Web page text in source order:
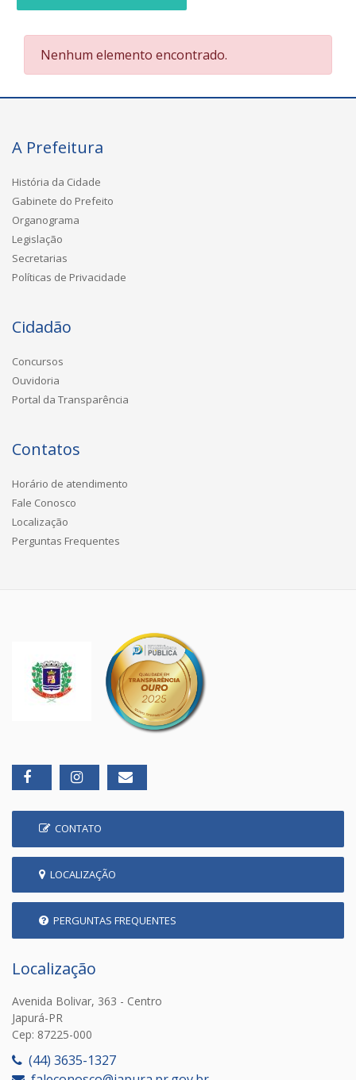
Nenhum elemento encontrado.
A Prefeitura
História da Cidade
Gabinete do Prefeito
Organograma
Legislação
Secretarias
Políticas de Privacidade
Cidadão
Concursos
Ouvidoria
Portal da Transparência
Contatos
Horário de atendimento
Fale Conosco
Localização
Perguntas Frequentes
CONTATO
LOCALIZAÇÃO
PERGUNTAS FREQUENTES
Localização
Avenida Bolivar, 363 - Centro
Japurá-PR
Cep: 87225-000
(44) 3635-1327